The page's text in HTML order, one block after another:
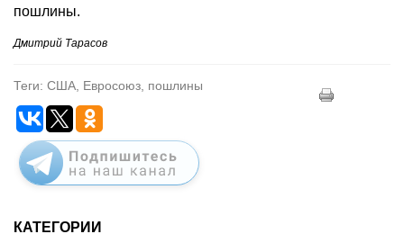
пошлины.
Дмитрий Тарасов
Теги: США, Евросоюз, пошлины
КАТЕГОРИИ